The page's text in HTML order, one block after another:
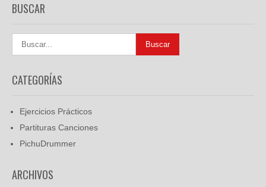
BUSCAR
CATEGORÍAS
Ejercicios Prácticos
Partituras Canciones
PichuDrummer
ARCHIVOS